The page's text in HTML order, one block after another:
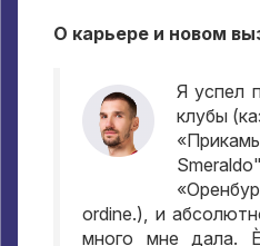
О карьере и новом
Я успел
клубы (
ordine.), и
много мне дала.